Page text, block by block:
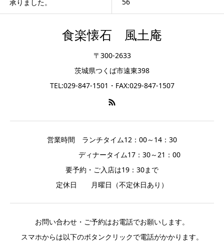
食楽懐石 風土庵
〒300-2633
茨城県つくば市遠東398
TEL:029-847-1501・FAX:029-847-1507
営業時間 ランチタイム12：00～14：30
ディナータイム17：30～21：00
要予約・ご入店は19：30まで
定休日 月曜日（不定休日あり）
お問い合わせ・ご予約はお電話でお願いします。
スマホからは以下のボタンクリックで電話がかかります。